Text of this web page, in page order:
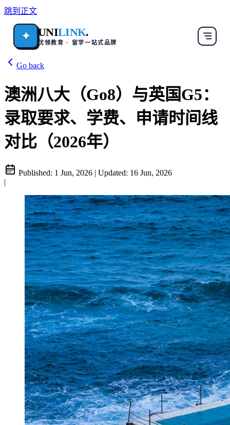
跳到正文
✦ UNILINK.
优领教育 · 留学一站式品牌
Go back
澳洲八大（Go8）与英国G5：
录取要求、学费、申请时间线
对比（2026年）
Published: 1 Jun, 2026 | Updated: 16 Jun, 2026
|